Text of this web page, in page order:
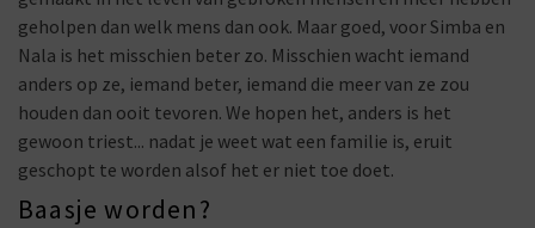
geholpen dan welk mens dan ook. Maar goed, voor Simba en
Nala is het misschien beter zo. Misschien wacht iemand
anders op ze, iemand beter, iemand die meer van ze zou
houden dan ooit tevoren. We hopen het, anders is het
gewoon triest... nadat je weet wat een familie is, eruit
geschopt te worden alsof het er niet toe doet.
Baasje worden?